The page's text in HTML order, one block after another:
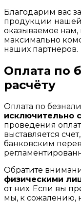
Благодарим вас
продукции
оказываемое
максимально
наших партнеров.
Оплата по
расчёту
Оплата по
исключительно
проведения
выставляется
банковским
Обратите
физическими
от них. Если вы
мы, к сожалению,